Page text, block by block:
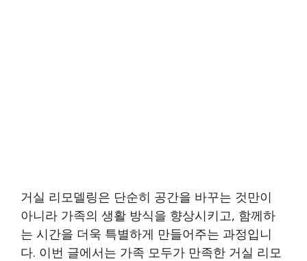
거실 리모델링은 단순히 공간을 바꾸는 것만이
아니라 가족의 생활 방식을 향상시키고, 함께하
는 시간을 더욱 특별하게 만들어주는 과정입니
다. 이번 글에서는 가족 모두가 만족한 거실 리모